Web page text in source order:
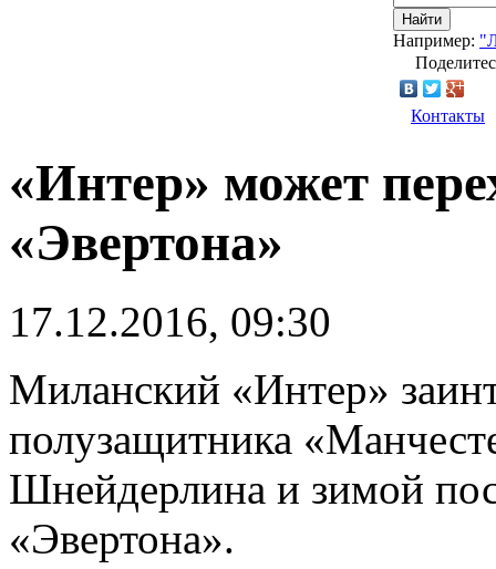
Найти
Например:
Контакты
«Интер» может
«Эвертона»
17.12.2016, 09:30
Миланский «Интер»
полузащитника
Шнейдерлина и зимой
«Эвертона».